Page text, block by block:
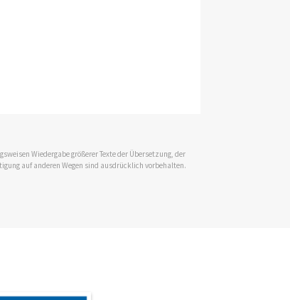
Wiedergabe größerer Texte der Übersetzung, der
auf anderen Wegen sind ausdrücklich vorbehalten.